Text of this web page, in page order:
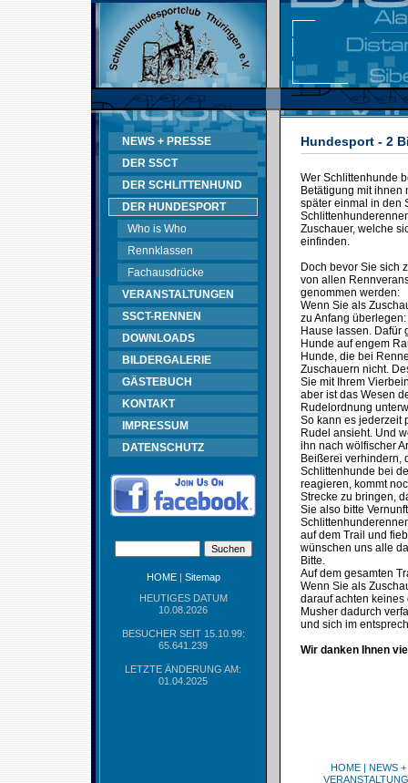
NEWS + PRESSE
DER SSCT
DER SCHLITTENHUND
DER HUNDESPORT
Who is Who
Rennklassen
Fachausdrücke
VERANSTALTUNGEN
SSCT-RENNEN
DOWNLOADS
BILDERGALERIE
GÄSTEBUCH
KONTAKT
IMPRESSUM
DATENSCHUTZ
HOME| Sitemap
HEUTIGES DATUM
10.08.2026
BESUCHER SEIT 15.10.99:
65.641.239
LETZTE ÄNDERUNG AM:
01.04.2025
Hundesport - 2
Wer Schlittenhunde
Betätigung mit ihnen
später einmal in den
Zuschauer, welche
einfinden.
Doch bevor Sie sich
von allen
genommen werden:
Wenn Sie als
zu Anfang
Hause lassen. Dafür
Hunde auf engem
Hunde, die bei
Zuschauern nicht.
Sie mit Ihrem
aber ist das Wesen
Rudelordnung
So kann es jederzeit
Rudel ansieht. Und
ihn nach wölfischer
Beißerei verhindern,
Schlittenhunde bei
reagieren, kommt
Strecke zu bringen,
Sie also bitte
auf dem Trail und
wünschen uns alle
Bitte.
Auf dem gesamten
Wenn Sie als
darauf achten
Musher dadurch
und sich im
Wir danken Ihnen
HOME| NEWS